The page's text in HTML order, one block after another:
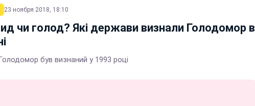
23 ноября 2018, 18:10
чи голод? Які держави визнали Голодомор в
був визнаний у 1993 році